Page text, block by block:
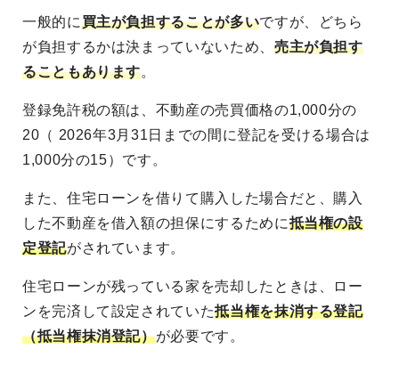
一般的に買主が負担することが多いですが、どちら
が負担するかは決まっていないため、 売主が負担す
ることもあります。
登録免許税の額は、不動産の売買価格の1,000分の
20（ 2026年3月31日までの間に登記を受ける場合は
1,000分の15）です。
また、住宅ローンを借りて購入した場合だと、購入
した不動産を借入額の担保にするために抵当権の設
定登記がされています。
住宅ローンが残っている家を売却したときは、ロー
ンを完済して設定されていた抵当権を抹消する登記
（抵当権抹消登記）が必要です。